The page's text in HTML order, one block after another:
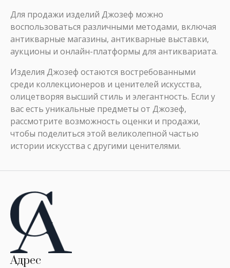
Для продажи изделий Джозеф можно
воспользоваться различными методами, включая
антикварные магазины, антикварные выставки,
аукционы и онлайн-платформы для антиквариата.
Изделия Джозеф остаются востребованными
среди коллекционеров и ценителей искусства,
олицетворяя высший стиль и элегантность. Если у
вас есть уникальные предметы от Джозеф,
рассмотрите возможность оценки и продажи,
чтобы поделиться этой великолепной частью
истории искусства с другими ценителями.
Адрес